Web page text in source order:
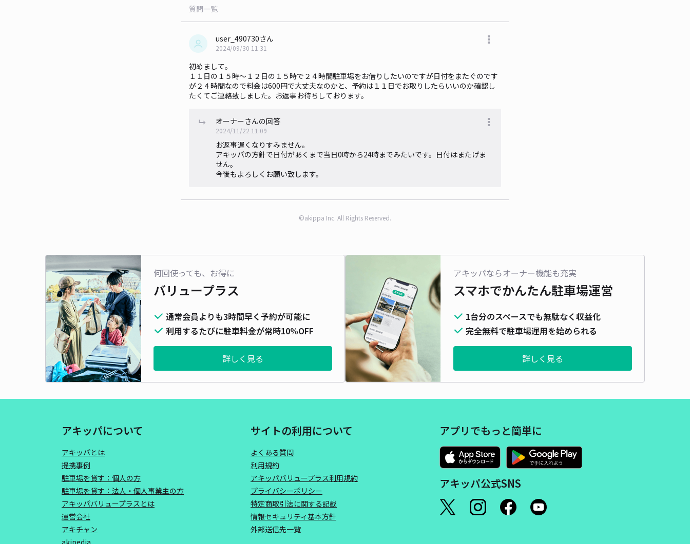
質問一覧
user_490730さん
2024/09/30 11:31
初めまして。
１１日の１５時〜１２日の１５時で２４時間駐車場をお借りしたいのですが日付をまたぐのです
が２４時間なので料金は600円で大丈夫なのかと、予約は１１日でお取りしたらいいのか確認し
たくてご連絡致しました。お返事お待ちしております。
オーナーさんの回答
2024/11/22 11:09
お返事遅くなりすみません。
アキッパの方針で日付があくまで当日0時から24時までみたいです。日付はまたげま
せん。
今後もよろしくお願い致します。
©akippa Inc. All Rights Reserved.
何回使っても、お得に
バリュープラス
通常会員よりも3時間早く予約が可能に
利用するたびに駐車料金が常時10%OFF
詳しく見る
アキッパならオーナー機能も充実
スマホでかんたん駐車場運営
1台分のスペースでも無駄なく収益化
完全無料で駐車場運用を始められる
詳しく見る
アキッパについて
アキッパとは
提携事例
駐車場を貸す：個人の方
駐車場を貸す：法人・個人事業主の方
アキッパバリュープラスとは
運営会社
アキチャン
サイトの利用について
よくある質問
利用規約
アキッパバリュープラス利用規約
プライバシーポリシー
特定商取引法に関する記載
情報セキュリティ基本方針
外部送信先一覧
アプリでもっと簡単に
アキッパ公式SNS